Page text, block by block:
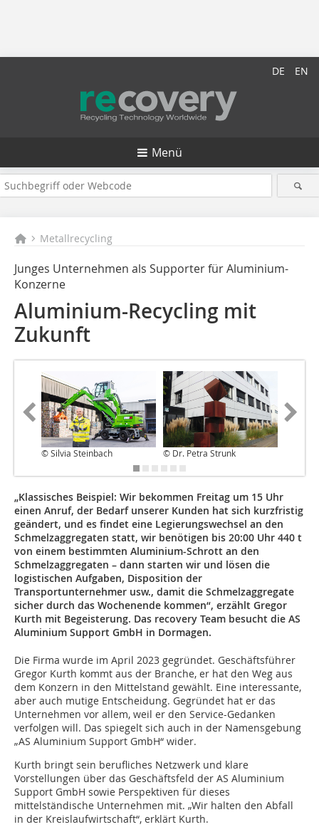
DE EN
Menü
Metallrecycling
Junges Unternehmen als Supporter für Aluminium-
Konzerne
Aluminium-Recycling mit
Zukunft
© Silvia Steinbach © Dr. Petra Strunk
„Klassisches Beispiel: Wir bekommen Freitag um 15 Uhr
einen Anruf, der Bedarf unserer Kunden hat sich kurzfristig
geändert, und es findet eine Legierungswechsel an den
Schmelzaggregaten statt, wir benötigen bis 20:00 Uhr 440 t
von einem bestimmten Aluminium-Schrott an den
Schmelzaggregaten – dann starten wir und lösen die
logistischen Aufgaben, Disposition der
Transportunternehmer usw., damit die Schmelzaggregate
sicher durch das Wochenende kommen“, erzählt Gregor
Kurth mit Begeisterung. Das recovery Team besucht die AS
Aluminium Support GmbH in Dormagen.
Die Firma wurde im April 2023 gegründet. Geschäftsführer
Gregor Kurth kommt aus der Branche, er hat den Weg aus
dem Konzern in den Mittelstand gewählt. Eine interessante,
aber auch mutige Entscheidung. Gegründet hat er das
Unternehmen vor allem, weil er den Service-Gedanken
verfolgen will. Das spiegelt sich auch in der Namensgebung
„AS Aluminium Support GmbH“ wider.
Kurth bringt sein berufliches Netzwerk und klare
Vorstellungen über das Geschäftsfeld der AS Aluminium
Support GmbH sowie Perspektiven für dieses
mittelständische Unternehmen mit. „Wir halten den Abfall
in der Kreislaufwirtschaft“, erklärt Kurth.